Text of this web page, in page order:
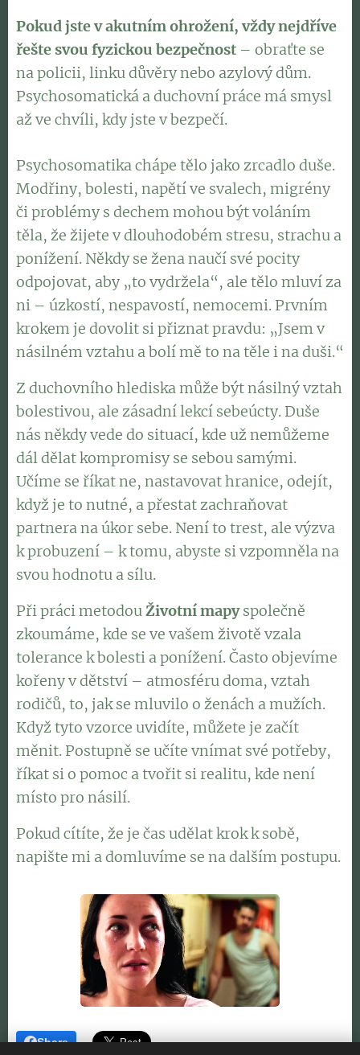
Pokud jste v akutním ohrožení, vždy nejdříve
řešte svou fyzickou bezpečnost – obraťte se
na policii, linku důvěry nebo azylový dům.
Psychosomatická a duchovní práce má smysl
až ve chvíli, kdy jste v bezpečí.
Psychosomatika chápe tělo jako zrcadlo duše.
Modřiny, bolesti, napětí ve svalech, migrény
či problémy s dechem mohou být voláním
těla, že žijete v dlouhodobém stresu, strachu a
ponížení. Někdy se žena naučí své pocity
odpojovat, aby „to vydržela“, ale tělo mluví za
ni – úzkostí, nespavostí, nemocemi. Prvním
krokem je dovolit si přiznat pravdu: „Jsem v
násilném vztahu a bolí mě to na těle i na duši.“
Z duchovního hlediska může být násilný vztah
bolestivou, ale zásadní lekcí sebeúcty. Duše
nás někdy vede do situací, kde už nemůžeme
dál dělat kompromisy se sebou samými.
Učíme se říkat ne, nastavovat hranice, odejít,
když je to nutné, a přestat zachraňovat
partnera na úkor sebe. Není to trest, ale výzva
k probuzení – k tomu, abyste si vzpomněla na
svou hodnotu a sílu.
Při práci metodouŽivotní mapyspolečně
zkoumáme, kde se ve vašem životě vzala
tolerance k bolesti a ponížení. Často objevíme
kořeny v dětství – atmosféru doma, vztah
rodičů, to, jak se mluvilo o ženách a mužích.
Když tyto vzorce uvidíte, můžete je začít
měnit. Postupně se učíte vnímat své potřeby,
říkat si o pomoc a tvořit si realitu, kde není
místo pro násilí.
Pokud cítíte, že je čas udělat krok k sobě,
napište mi a domluvíme se na dalším postupu.
Share